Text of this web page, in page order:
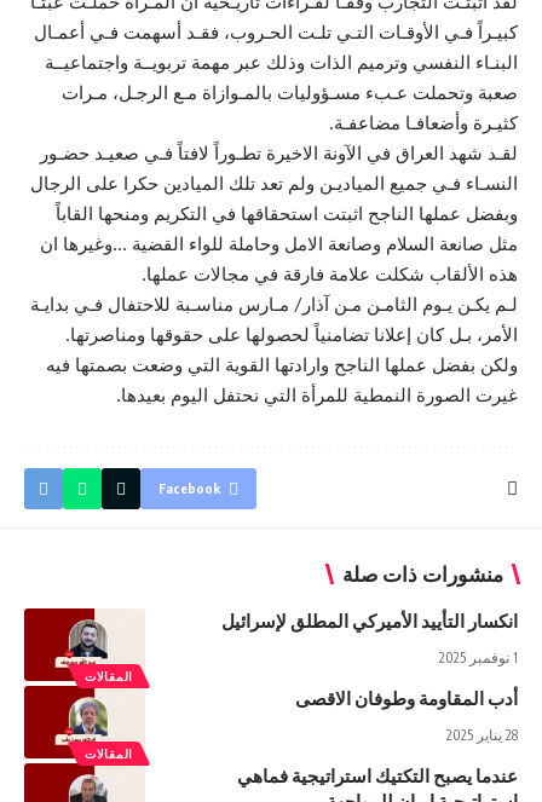
كبيـراً فـي الأوقـات التـي تلـت الحـروب، فقـد أسهمت فـي أعمـال
البنـاء النفسي وترميم الذات وذلك عبر مهمة تربويــة واجتماعيــة
صعبة وتحملت عـبء مسـؤوليات بالمـوازاة مـع الرجـل، مـرات
كثيـرة وأضعافـا مضاعفـة.
لقـد شهد العراق في الآونة الاخيرة تطـوراً لافتاً فـي صعيـد حضـور
النسـاء فـي جميع المياديـن ولم تعد تلك الميادين حكرا على الرجال
وبفضل عملها الناجح اثبتت استحقاقها في التكريم ومنحها القاباً
مثل صانعة السلام وصانعة الامل وحاملة للواء القضية …وغيرها ان
هذه الألقاب شكلت علامة فارقة في مجالات عملها.
لـم يكـن يـوم الثامـن مـن آذار/ مـارس مناسـبة للاحتفال فـي بدايـة
الأمر، بـل كان إعلانا تضامنياً لحصولها على حقوقها ومناصرتها.
ولكن بفضل عملها الناجح وارادتها القوية التي وضعت بصمتها فيه
غيرت الصورة النمطية للمرأة التي نحتفل اليوم بعيدها.
Facebook
منشورات ذات صلة
المقالات
انكسار التأييد الأميركي المطلق لإسرائيل
1 نوفمبر 2025
المقالات
أدب المقاومة وطوفان الاقصى
28 يناير 2025
عندما يصبح التكتيك استراتيجية فماهي